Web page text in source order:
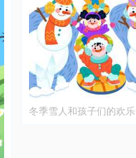
冬季雪人和孩子们的欢